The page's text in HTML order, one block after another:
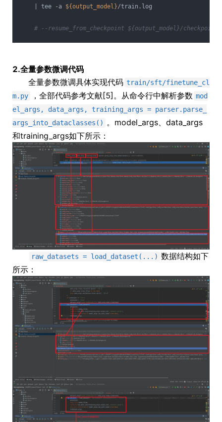
| tee -a ${output_model}/
# --resume_from_checkpoint ${output_model}/checkpoint-
2.全量参数微调代码
全量参数微调具体实现代码 train/sft/finetune_cl
m.py
，全部代码参考文献[5]。从命令行中解析参数 mod
el_args, data_args, training_args = parser.parse_
args_into_dataclasses() 。model_args、data_args
和training_args如下所示：
raw_datasets = load_dataset(...) 数据结构如下
所示：